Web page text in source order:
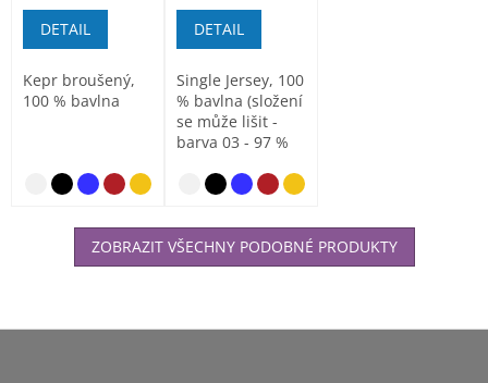
DETAIL
Kepr broušený,
100 % bavlna
DETAIL
Single Jersey, 100
% bavlna (složení
se může lišit -
barva 03 - 97 %
ZOBRAZIT VŠECHNY PODOBNÉ PRODUKTY
Z